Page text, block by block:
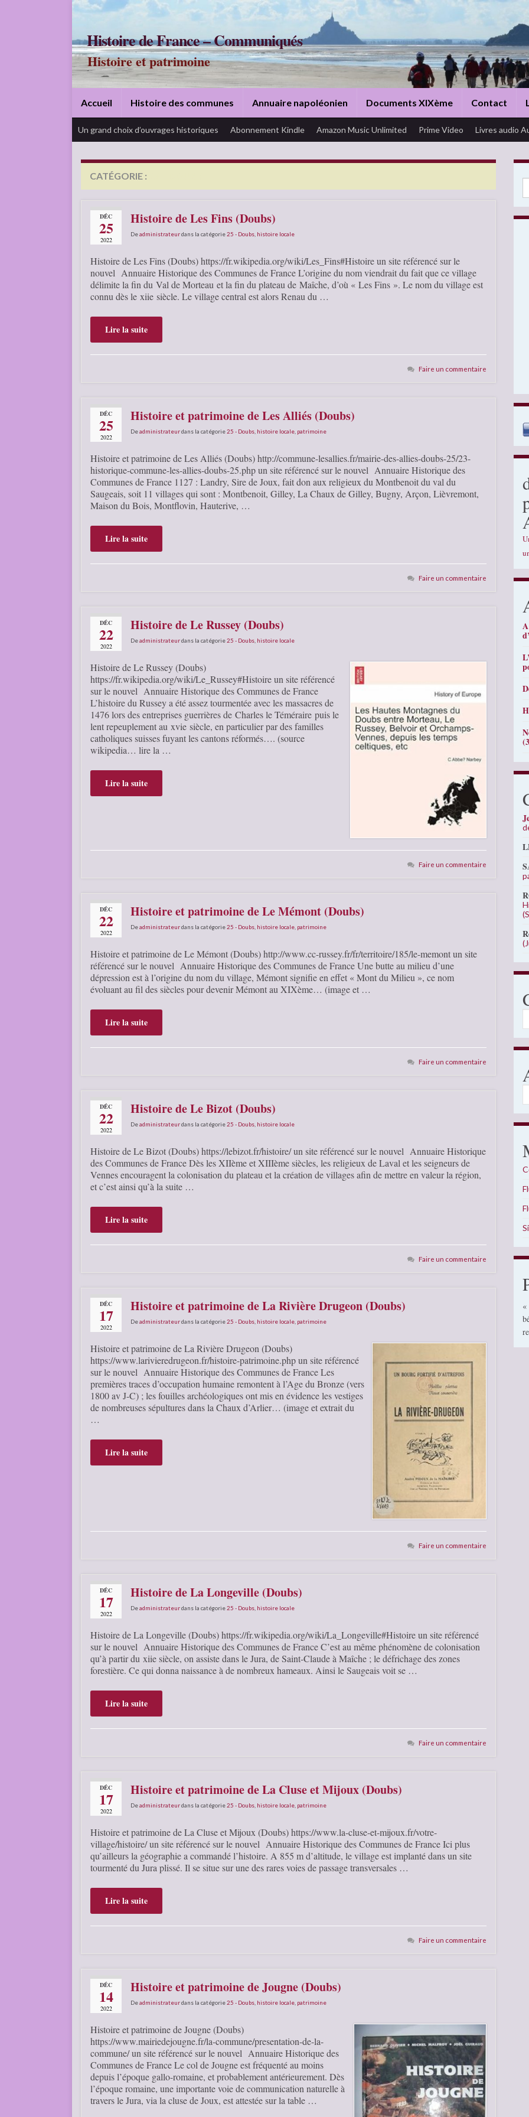
Histoire de France – Communiqués
Histoire et patrimoine
Accueil Histoire des communes Annuaire napoléonien Documents XIXème Contact
Un grand choix d’ouvrages historiques Abonnement Kindle Amazon Music Unlimited Prime Video Livres audio
CATÉGORIE :
DÉC
25
2022
Histoire de Les Fins (Doubs)
Deadministrateurdans la catégorie25 - Doubs histoire locale
Histoire de Les Fins (Doubs) https://fr.wikipedia.org/wiki/Les_Fins#Histoire un site référencé sur le
nouvel Annuaire Historique des Communes de France L’origine du nom viendrait du fait que ce village
délimite la fin du Val de Morteau et la fin du plateau de Maîche, d’où « Les Fins ». Le nom du village est
connu dès le xiie siècle. Le village central est alors Renau du …
Lire la suite
Faire un commentaire
DÉC
25
2022
Histoire et patrimoine de Les Alliés (Doubs)
Deadministrateurdans la catégorie25 - Doubs histoire locale patrimoine
Histoire et patrimoine de Les Alliés (Doubs) http://commune-lesallies.fr/mairie-des-allies-doubs-25/23-
historique-commune-les-allies-doubs-25.php un site référencé sur le nouvel Annuaire Historique des
Communes de France 1127 : Landry, Sire de Joux, fait don aux religieux du Montbenoit du val du
Saugeais, soit 11 villages qui sont : Montbenoit, Gilley, La Chaux de Gilley, Bugny, Arçon, Lièvremont,
Maison du Bois, Montflovin, Hauterive, …
Lire la suite
Faire un commentaire
DÉC
22
2022
Histoire de Le Russey (Doubs)
Deadministrateurdans la catégorie25 - Doubs histoire locale
Histoire de Le Russey (Doubs)
https://fr.wikipedia.org/wiki/Le_Russey#Histoire un site référencé
sur le nouvel Annuaire Historique des Communes de France
L’histoire du Russey a été assez tourmentée avec les massacres de
1476 lors des entreprises guerrières de Charles le Téméraire puis le
lent repeuplement au xvie siècle, en particulier par des familles
catholiques suisses fuyant les cantons réformés…. (source
wikipedia… lire la …
Lire la suite
Faire un commentaire
DÉC
22
2022
Histoire et patrimoine de Le Mémont (Doubs)
Deadministrateurdans la catégorie25 - Doubs histoire locale patrimoine
Histoire et patrimoine de Le Mémont (Doubs) http://www.cc-russey.fr/fr/territoire/185/le-memont un site
référencé sur le nouvel Annuaire Historique des Communes de France Une butte au milieu d’une
dépression est à l’origine du nom du village, Mémont signifie en effet « Mont du Milieu », ce nom
évoluant au fil des siècles pour devenir Mémont au XIXème… (image et …
Lire la suite
Faire un commentaire
DÉC
22
2022
Histoire de Le Bizot (Doubs)
Deadministrateurdans la catégorie25 - Doubs histoire locale
Histoire de Le Bizot (Doubs) https://lebizot.fr/histoire/ un site référencé sur le nouvel Annuaire Historique
des Communes de France Dès les XIIème et XIIIème siècles, les religieux de Laval et les seigneurs de
Vennes encouragent la colonisation du plateau et la création de villages afin de mettre en valeur la région,
et c’est ainsi qu’à la suite …
Lire la suite
Faire un commentaire
DÉC
17
2022
Histoire et patrimoine de La Rivière Drugeon (Doubs)
Deadministrateurdans la catégorie25 - Doubs histoire locale patrimoine
Histoire et patrimoine de La Rivière Drugeon (Doubs)
https://www.larivieredrugeon.fr/histoire-patrimoine.php un site référencé
sur le nouvel Annuaire Historique des Communes de France Les
premières traces d’occupation humaine remontent à l’Age du Bronze (vers
1800 av J-C) ; les fouilles archéologiques ont mis en évidence les vestiges
de nombreuses sépultures dans la Chaux d’Arlier… (image et extrait du
…
Lire la suite
Faire un commentaire
DÉC
17
2022
Histoire de La Longeville (Doubs)
Deadministrateurdans la catégorie25 - Doubs histoire locale
Histoire de La Longeville (Doubs) https://fr.wikipedia.org/wiki/La_Longeville#Histoire un site référencé
sur le nouvel Annuaire Historique des Communes de France C’est au même phénomène de colonisation
qu’à partir du xiie siècle, on assiste dans le Jura, de Saint-Claude à Maîche ; le défrichage des zones
forestière. Ce qui donna naissance à de nombreux hameaux. Ainsi le Saugeais voit se …
Lire la suite
Faire un commentaire
DÉC
17
2022
Histoire et patrimoine de La Cluse et Mijoux (Doubs)
Deadministrateurdans la catégorie25 - Doubs histoire locale patrimoine
Histoire et patrimoine de La Cluse et Mijoux (Doubs) https://www.la-cluse-et-mijoux.fr/votre-
village/histoire/ un site référencé sur le nouvel Annuaire Historique des Communes de France Ici plus
qu’ailleurs la géographie a commandé l’histoire. A 855 m d’altitude, le village est implanté dans un site
tourmenté du Jura plissé. Il se situe sur une des rares voies de passage transversales …
Lire la suite
Faire un commentaire
DÉC
14
2022
Histoire et patrimoine de Jougne (Doubs)
Deadministrateurdans la catégorie25 - Doubs histoire locale patrimoine
Histoire et patrimoine de Jougne (Doubs)
https://www.mairiedejougne.fr/la-commune/presentation-de-la-
commune/ un site référencé sur le nouvel Annuaire Historique des
Communes de France Le col de Jougne est fréquenté au moins
depuis l’époque gallo-romaine, et probablement antérieurement. Dès
l’époque romaine, une importante voie de communication naturelle à
travers le Jura, via la cluse de Joux, est attestée sur la table …